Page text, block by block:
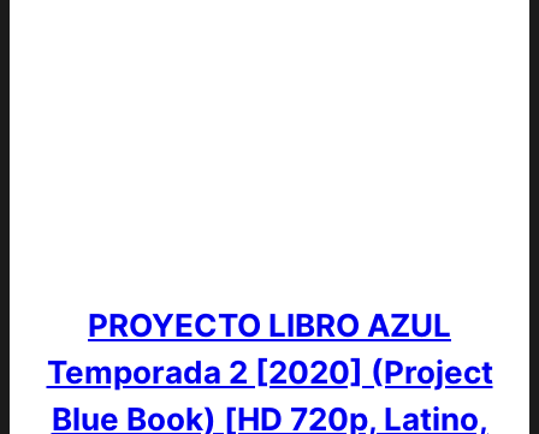
PROYECTO LIBRO AZUL
Temporada 2 [2020] (Project
Blue Book) [HD 720p, Latino,